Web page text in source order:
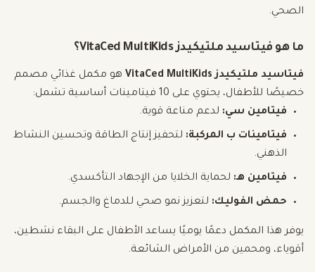
الصحي.
ما هو فيتاسيد ملتيكيدز VitaCed MultiKids؟
فيتاسيد ملتيكيدز VitaCed MultiKids
هو مكمل غذائي مصمم
خصيصًا للأطفال، يحتوي على 10 فيتامينات أساسية تشمل:
فيتامين سي: لدعم مناعة قوية.
فيتامينات ب المركبة: لتحفيز إنتاج الطاقة وتحسين النشاط
الذهني.
فيتامين هـ: لحماية الخلايا من الإجهاد التأكسدي.
حمض الفوليك: لتعزيز نمو صحي للدماغ والجسم.
يوفر هذا المكمل دعمًا يوميًا يساعد الأطفال على البقاء نشطين،
أقوياء، ومحمين من الأمراض الشائعة.